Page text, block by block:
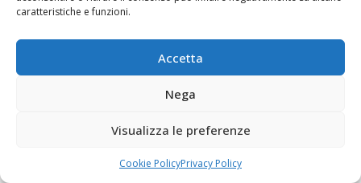
caratteristiche e funzioni.
Accetta
Nega
Visualizza le preferenze
Cookie PolicyPrivacy Policy
abilitare questo contenuto